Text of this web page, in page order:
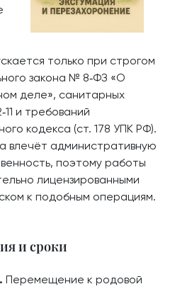
только при строгом
закона № 8‑ФЗ «О
деле», санитарных
и требований
кодекса (ст. 178 УПК РФ).
влечёт административную
поэтому работы
лицензированными
к подобным операциям.
и сроки
Перемещение к родовой